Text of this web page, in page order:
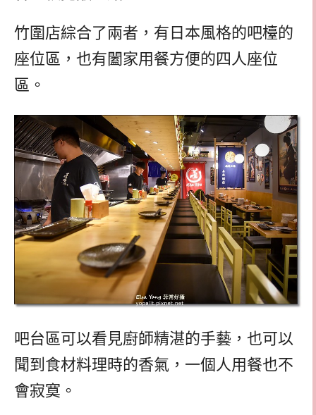
竹圍店綜合了兩者，有日本風格的吧檯的
座位區，也有闔家用餐方便的四人座位
區。
吧台區可以看見廚師精湛的手藝，也可以
聞到食材料理時的香氣，一個人用餐也不
會寂寞。